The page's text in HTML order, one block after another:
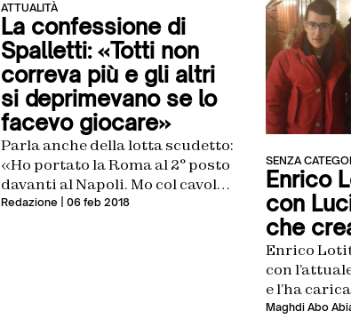
ATTUALITÀ
La confessione di
Spalletti: «Totti non
correva più e gli altri
si deprimevano se lo
facevo giocare»
Parla anche della lotta scudetto:
«Ho portato la Roma al 2° posto
davanti al Napoli. Mo col cavolo
che lo prendete»
Redazione | 06 feb 2018
SENZA
Enrico
con
che
Enrico
con
e l’ha
non è però
Maghdi Abo